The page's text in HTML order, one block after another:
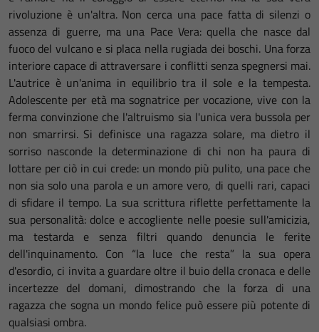
rivoluzione è un'altra. Non cerca una pace fatta di silenzi o
assenza di guerre, ma una Pace Vera: quella che nasce dal
fuoco del vulcano e si placa nella rugiada dei boschi. Una forza
interiore capace di attraversare i conflitti senza spegnersi mai.
L'autrice è un'anima in equilibrio tra il sole e la tempesta.
Adolescente per età ma sognatrice per vocazione, vive con la
ferma convinzione che l'altruismo sia l'unica vera bussola per
non smarrirsi. Si definisce una ragazza solare, ma dietro il
sorriso nasconde la determinazione di chi non ha paura di
lottare per ciò in cui crede: un mondo più pulito, una pace che
non sia solo una parola e un amore vero, di quelli rari, capaci
di sfidare il tempo. La sua scrittura riflette perfettamente la
sua personalità: dolce e accogliente nelle poesie sull'amicizia,
ma testarda e senza filtri quando denuncia le ferite
dell'inquinamento. Con “la luce che resta” la sua opera
d'esordio, ci invita a guardare oltre il buio della cronaca e delle
incertezze del domani, dimostrando che la forza di una
ragazza che sogna un mondo felice può essere più potente di
qualsiasi ombra.